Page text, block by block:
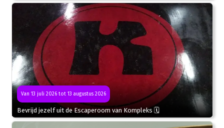
Van 13 juli 2026 tot 13 augustus 2026
Bevrijd jezelf uit de Escaperoom van Kompleks 🗓